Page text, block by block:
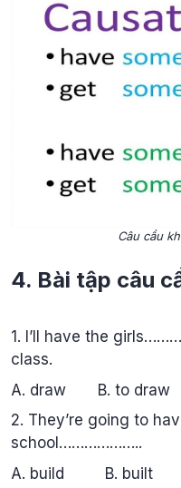
Câu cầu
4. Bài tập câu
1. I’ll have the
class.
A. draw B. to
2. They’re going to
school………………..
A. build B. built